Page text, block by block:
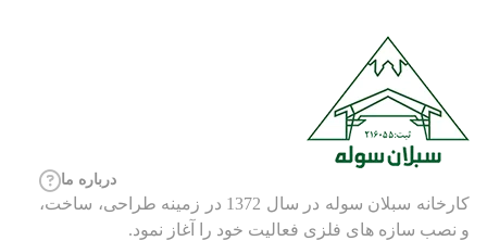
درباره ما
کارخانه سبلان سوله در سال 1372 در زمینه طراحی، ساخت،
و نصب سازه های فلزی فعالیت خود را آغاز نمود.